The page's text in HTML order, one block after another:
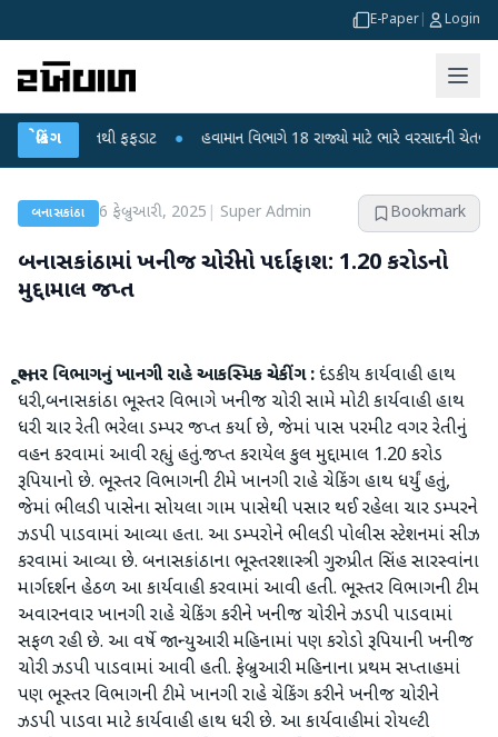
E-Paper Login
બ્રેકિંગ
મોતથી ફફડાટ ● હવામાન વિભાગે 18 રાજ્યો માટે ભારે વરસાદની ચેતવણી જારી
બનાસકાંઠા 6 ફેબ્રુઆરી, 2025 Super Admin Bookmark
બનાસકાંઠામાં ખનીજ ચોરીનો પર્દાફાશ: 1.20 કરોડનો
મુદ્દામાલ જપ્ત
ભૂસ્તર વિભાગનું ખાનગી રાહે આકસ્મિક ચેકીંગ :દંડકીય કાર્યવાહી હાથ
ધરી,બનાસકાંઠા ભૂસ્તર વિભાગે ખનીજ ચોરી સામે મોટી કાર્યવાહી હાથ
ધરી ચાર રેતી ભરેલા ડમ્પર જપ્ત કર્યા છે, જેમાં પાસ પરમીટ વગર રેતીનું
વહન કરવામાં આવી રહ્યું હતું.જપ્ત કરાયેલ કુલ મુદ્દામાલ 1.20 કરોડ
રૂપિયાનો છે. ભૂસ્તર વિભાગની ટીમે ખાનગી રાહે ચેકિંગ હાથ ધર્યું હતું,
જેમાં ભીલડી પાસેના સોયલા ગામ પાસેથી પસાર થઈ રહેલા ચાર ડમ્પરને
ઝડપી પાડવામાં આવ્યા હતા. આ ડમ્પરોને ભીલડી પોલીસ સ્ટેશનમાં સીઝ
કરવામાં આવ્યા છે. બનાસકાંઠાના ભૂસ્તરશાસ્ત્રી ગુરુપ્રીત સિંહ સારસ્વાંના
માર્ગદર્શન હેઠળ આ કાર્યવાહી કરવામાં આવી હતી. ભૂસ્તર વિભાગની ટીમ
અવારનવાર ખાનગી રાહે ચેકિંગ કરીને ખનીજ ચોરીને ઝડપી પાડવામાં
સફળ રહી છે. આ વર્ષે જાન્યુઆરી મહિનામાં પણ કરોડો રૂપિયાની ખનીજ
ચોરી ઝડપી પાડવામાં આવી હતી. ફેબ્રુઆરી મહિનાના પ્રથમ સપ્તાહમાં
પણ ભૂસ્તર વિભાગની ટીમે ખાનગી રાહે ચેકિંગ કરીને ખનીજ ચોરીને
ઝડપી પાડવા માટે કાર્યવાહી હાથ ધરી છે. આ કાર્યવાહીમાં રોયલ્ટી